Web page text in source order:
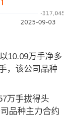
10.09万手净多
，该公司品种
万手拔得头
品种主力合约